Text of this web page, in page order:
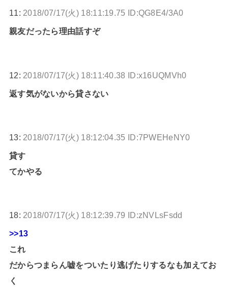
11: 2018/07/17(火) 18:11:19.75 ID:QG8E4/3A0
親友だったら理由話すぞ
12: 2018/07/17(火) 18:11:40.38 ID:x16UQMVh0
返す気がないから貸さない
13: 2018/07/17(火) 18:12:04.35 ID:7PWEHeNY0
貸す
てかやる
18: 2018/07/17(火) 18:12:39.79 ID:zNVLsFsdd
>>13
これ
だからつまらん嘘をついたり逃げたりするなも加えてお
く